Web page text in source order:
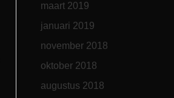
maart 2019
januari 2019
november 2018
oktober 2018
augustus 2018